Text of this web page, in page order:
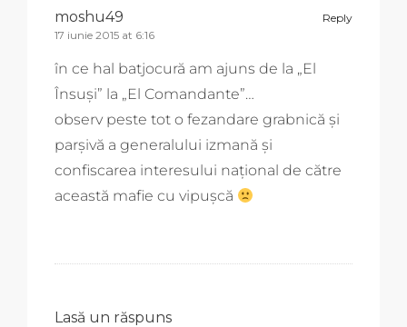
Reply
moshu49
17 iunie 2015 at 6:16
în ce hal batjocură am ajuns de la „El
Însuşi” la „El Comandante”…
observ peste tot o fezandare grabnică şi
parşivă a generalului izmană şi
confiscarea interesului naţional de către
această mafie cu vipuşcă
Lasă un răspuns